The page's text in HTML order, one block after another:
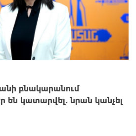
բնակարանում
են կատարվել. նրան կանչել